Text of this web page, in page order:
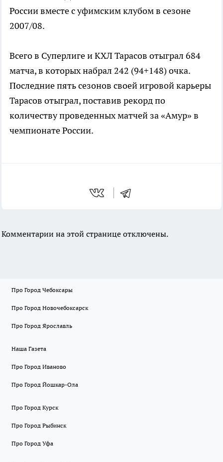
России вместе с уфимским клубом в сезоне
2007/08.
Всего в Суперлиге и КХЛ Тарасов отыграл 684
матча, в которых набрал 242 (94+148) очка.
Последние пять сезонов своей игровой карьеры
Тарасов отыграл, поставив рекорд по
количеству проведенных матчей за «Амур» в
чемпионате России.
Комментарии на этой странице отключены.
Про Город Чебоксары
Про Город Новочебоксарск
Про Город Ярославль
Наша Газета
Про Город Иваново
Про Город Йошкар-Ола
Про Город Курск
Про Город Рыбинск
Про Город Уфа